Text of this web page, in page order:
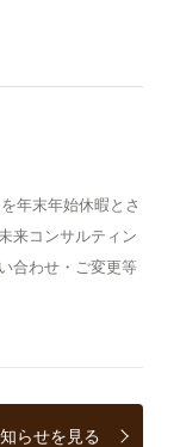
年末年始休暇とさ
来コンサルティン
合わせ・ご変更等
らせを見る